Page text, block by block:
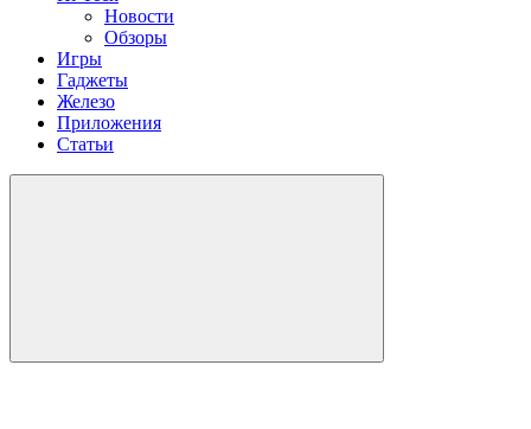
Новости
Обзоры
Игры
Гаджеты
Железо
Приложения
Статьи